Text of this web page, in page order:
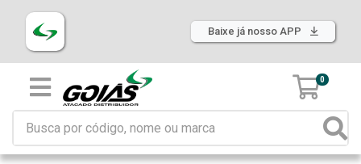
Baixe já nosso APP
0